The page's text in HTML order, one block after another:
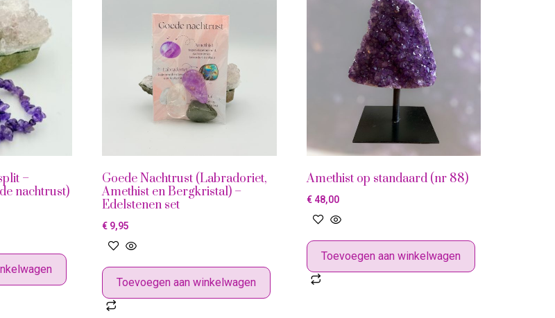
–
nachtrust)
Goede Nachtrust (Labradoriet,
Amethist en Bergkristal) –
Edelstenen set
€ 9,95
Toevoegen aan winkelwagen
Amethist op standaard (nr 88)
€ 48,00
Toevoegen aan winkelwagen